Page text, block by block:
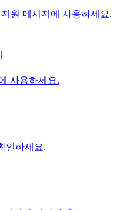
원 메시지에 사용하세요.
사용하세요.
인하세요.